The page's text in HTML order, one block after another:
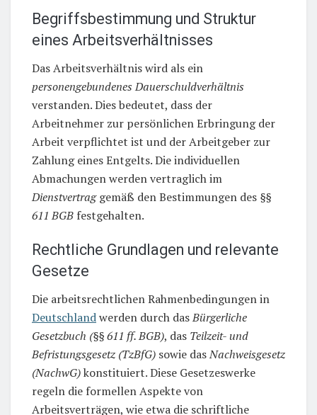
Begriffsbestimmung und Struktur
eines Arbeitsverhältnisses
Das Arbeitsverhältnis wird als ein
personengebundenes Dauerschuldverhältnis
verstanden. Dies bedeutet, dass der
Arbeitnehmer zur persönlichen Erbringung der
Arbeit verpflichtet ist und der Arbeitgeber zur
Zahlung eines Entgelts. Die individuellen
Abmachungen werden vertraglich im
Dienstvertraggemäß den Bestimmungen des §§
611 BGB festgehalten.
Rechtliche Grundlagen und relevante
Gesetze
Die arbeitsrechtlichen Rahmenbedingungen in
Deutschlandwerden durch dasBürgerliche
Gesetzbuch (§§ 611 ff. BGB), das Teilzeit- und
Befristungsgesetz (TzBfG) sowie dasNachweisgesetz
(NachwG)konstituiert. Diese Gesetzeswerke
regeln die formellen Aspekte von
Arbeitsverträgen, wie etwa die schriftliche